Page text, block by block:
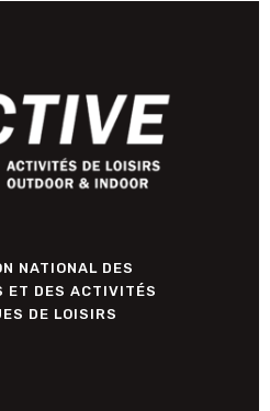
NATIONAL DES
ET DES ACTIVITÉS
DE LOISIRS